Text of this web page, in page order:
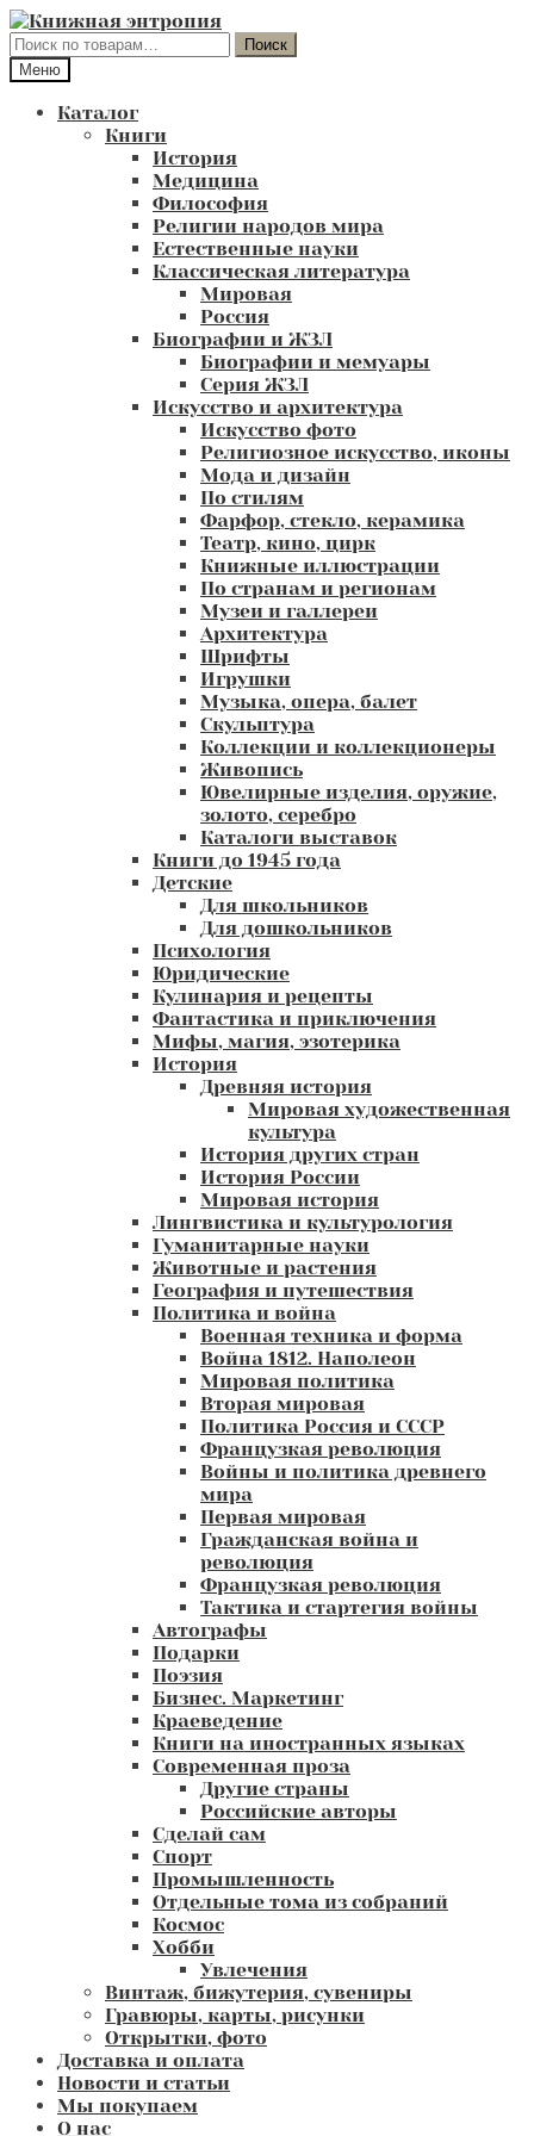
Перейти
к
навигации
Перейти
к
содержимому
Искать:
Поиск
Меню
Каталог
Книги
История
Медицина
Философия
Религии народов мира
Естественные науки
Классическая литература
Мировая
Россия
Биографии и ЖЗЛ
Биографии и мемуары
Серия ЖЗЛ
Искусство и архитектура
Искусство фото
Религиозное искусство, иконы
Мода и дизайн
По стилям
Фарфор, стекло, керамика
Театр, кино, цирк
Книжные иллюстрации
По странам и регионам
Музеи и галлереи
Архитектура
Шрифты
Игрушки
Музыка, опера, балет
Скульптура
Коллекции и коллекционеры
Живопись
Ювелирные изделия, оружие,
золото, серебро
Каталоги выставок
Книги до 1945 года
Детские
Для школьников
Для дошкольников
Психология
Юридические
Кулинария и рецепты
Фантастика и приключения
Мифы, магия, эзотерика
История
Древняя история
Мировая художественная
культура
История других стран
История России
Мировая история
Лингвистика и культурология
Гуманитарные науки
Животные и растения
География и путешествия
Политика и война
Военная техника и форма
Война 1812. Наполеон
Мировая политика
Вторая мировая
Политика Россия и СССР
Французкая революция
Войны и политика древнего
мира
Первая мировая
Гражданская война и
революция
Французкая революция
Тактика и стартегия войны
Автографы
Подарки
Поэзия
Бизнес. Маркетинг
Краеведение
Книги на иностранных языках
Современная проза
Другие страны
Российские авторы
Сделай сам
Спорт
Промышленность
Отдельные тома из собраний
Космос
Хобби
Увлечения
Винтаж, бижутерия, сувениры
Гравюры, карты, рисунки
Открытки, фото
Доставка и оплата
Новости и статьи
Мы покупаем
О нас